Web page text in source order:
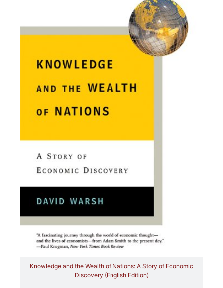
Knowledge and the Wealth of Nations: A Story of Economic
Discovery (English Edition)